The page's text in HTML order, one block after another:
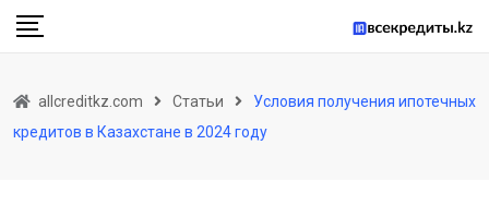
Skip
allcreditkz.com Статьи
Условия получения ипотечных
кредитов в Казахстане в 2024 году